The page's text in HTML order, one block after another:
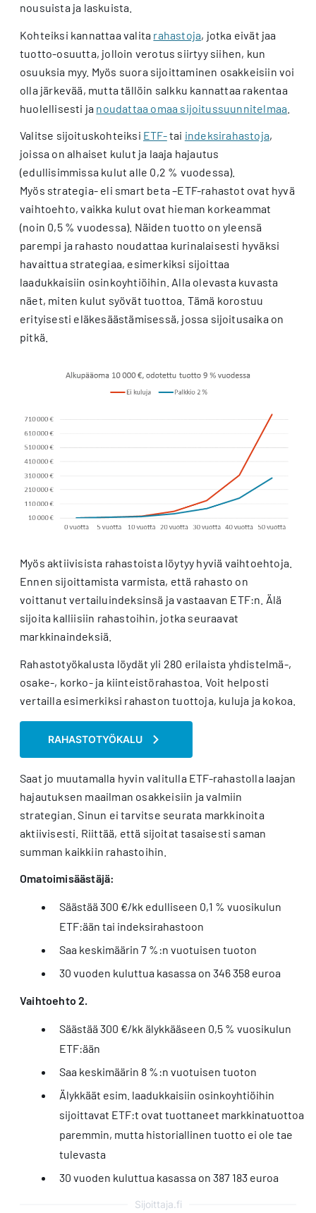
nousuista ja laskuista.
Kohteiksi kannattaa valita rahastoja, jotka eivät jaa
tuotto-osuutta, jolloin verotus siirtyy siihen, kun
osuuksia myy. Myös suora sijoittaminen osakkeisiin voi
olla järkevää, mutta tällöin salkku kannattaa rakentaa
huolellisesti ja noudattaa omaa sijoitussuunnitelmaa
Valitse sijoituskohteiksi ETF-tai indeksirahastoja,
joissa on alhaiset kulut ja laaja hajautus
(edullisimmissa kulut alle 0,2 % vuodessa).
Myös strategia- eli smart beta –ETF-rahastot ovat hyvä
vaihtoehto, vaikka kulut ovat hieman korkeammat
(noin 0,5 % vuodessa). Näiden tuotto on yleensä
parempi ja rahasto noudattaa kurinalaisesti hyväksi
havaittua strategiaa, esimerkiksi sijoittaa
laadukkaisiin osinkoyhtiöihin. Alla olevasta kuvasta
näet, miten kulut syövät tuottoa. Tämä korostuu
erityisesti eläkesäästämisessä, jossa sijoitusaika on
pitkä.
Myös aktiivisista rahastoista löytyy hyviä vaihtoehtoja.
Ennen sijoittamista varmista, että rahasto on
voittanut vertailuindeksinsä ja vastaavan ETF:n. Älä
sijoita kalliisiin rahastoihin, jotka seuraavat
markkinaindeksiä.
Rahastotyökalusta löydät yli 280 erilaista yhdistelmä-,
osake-, korko- ja kiinteistörahastoa. Voit helposti
vertailla esimerkiksi rahaston tuottoja, kuluja ja kokoa.
RAHASTOTYÖKALU
Saat jo muutamalla hyvin valitulla ETF-rahastolla laajan
hajautuksen maailman osakkeisiin ja valmiin
strategian. Sinun ei tarvitse seurata markkinoita
aktiivisesti. Riittää, että sijoitat tasaisesti saman
summan kaikkiin rahastoihin.
Omatoimisäästäjä:
Säästää 300 €/kk edulliseen 0,1 % vuosikulun
ETF:ään tai indeksirahastoon
Saa keskimäärin 7 %:n vuotuisen tuoton
30 vuoden kuluttua kasassa on 346 358 euroa
Vaihtoehto 2.
Säästää 300 €/kk älykkääseen 0,5 % vuosikulun
ETF:ään
Saa keskimäärin 8 %:n vuotuisen tuoton
Älykkäät esim. laadukkaisiin osinkoyhtiöihin
sijoittavat ETF:t ovat tuottaneet markkinatuottoa
paremmin, mutta historiallinen tuotto ei ole tae
tulevasta
30 vuoden kuluttua kasassa on 387 183 euroa
Sijoittaja.fi